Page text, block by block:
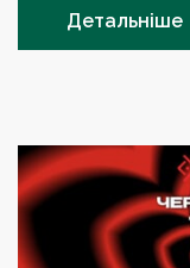
Детальніше